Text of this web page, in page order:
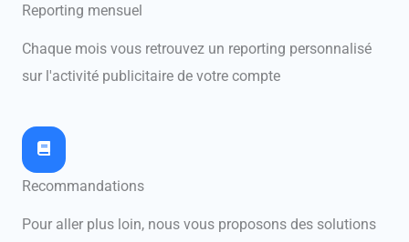
Reporting mensuel
Chaque mois vous retrouvez un reporting personnalisé
sur l'activité publicitaire de votre compte
Recommandations
Pour aller plus loin, nous vous proposons des solutions